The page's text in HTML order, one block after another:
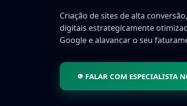
Criação de sites de alta
digitais estrategicamente
Google e alavancar o seu
FALAR COM ESPECIALISTA